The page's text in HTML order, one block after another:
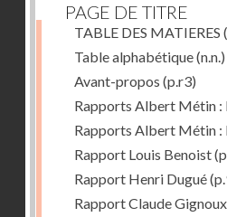
PAGE DE TITRE
TABLE DES MATIERES
Table alphabétique(n.n.)
Avant-propos (p.r3)
Rapports Albert Métin :
Rapports Albert Métin :
Rapport Louis Benoist
Rapport Henri Dugué
Rapport Claude Gignoux